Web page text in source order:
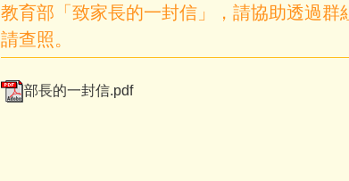
教育部「致家長的一封信」，請協助透過群
請查照。
部長的一封信.pdf